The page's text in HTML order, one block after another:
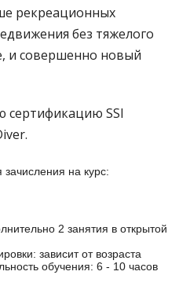
рекреационных
без тяжелого
и совершенно новый
сертификацию SSI
на курс:
2 занятия в открытой
зависит от возраста
обучения: 6 - 10 часов